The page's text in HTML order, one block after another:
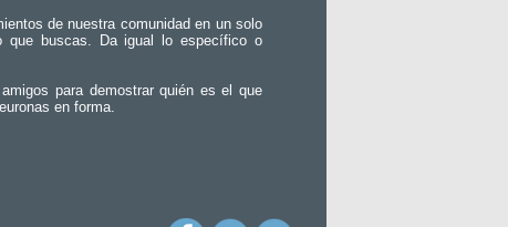
de nuestra comunidad en un solo
que buscas. Da igual lo específico o
para demostrar quién es el que
en forma.